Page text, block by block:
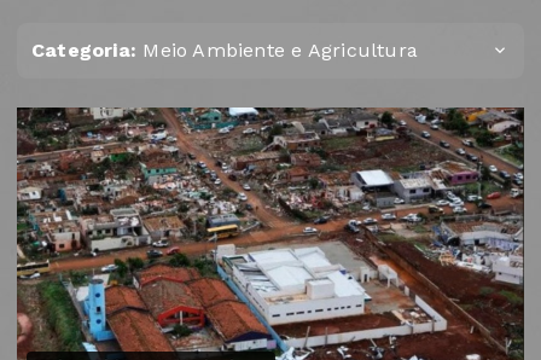
Categoria: Meio Ambiente e Agricultura